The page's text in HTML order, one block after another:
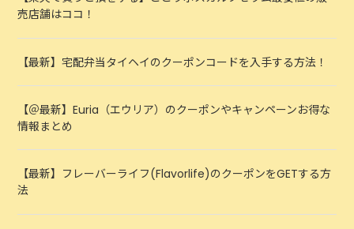
売店舗はココ！
【最新】宅配弁当タイヘイのクーポンコードを入手する方法！
【＠最新】Euria（エウリア）のクーポンやキャンペーンお得な
情報まとめ
【最新】フレーバーライフ(Flavorlife)のクーポンをGETする方
法